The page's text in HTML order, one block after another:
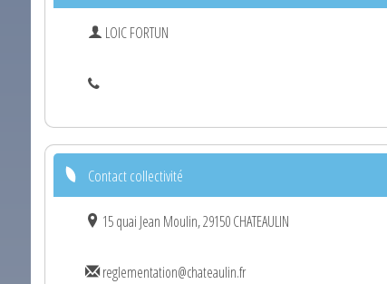
LOIC FORTUN
Contact collectivité
15 quai Jean Moulin, 29150 CHATEAULIN
reglementation@chateaulin.fr